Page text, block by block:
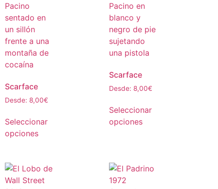
Scarface
Desde: 8,00€
Seleccionar
opciones
Scarface
Desde: 8,00€
Seleccionar
opciones